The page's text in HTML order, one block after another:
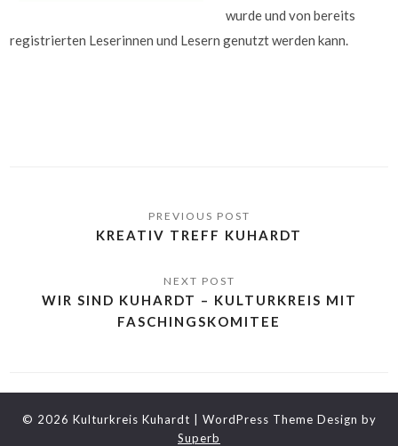
wurde und von bereits
registrierten Leserinnen und Lesern genutzt werden kann.
KREATIV TREFF KUHARDT
WIR SIND KUHARDT – KULTURKREIS MIT
FASCHINGSKOMITEE
© 2026 Kulturkreis Kuhardt
| WordPress Theme Design by
Superb